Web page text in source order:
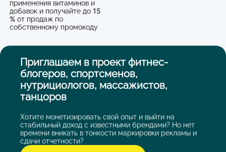
применения витаминов и
добавок и получайте до 15
% от продаж по
собственному промокоду
Приглашаем в проект фитнес-
блогеров, спортсменов,
нутрициологов, массажистов,
танцоров
Хотите монетизировать свой опыт и выйти на
стабильный доход с известными брендами? Но нет
времени вникать в тонкости маркировки рекламы и
сдачи отчетности?